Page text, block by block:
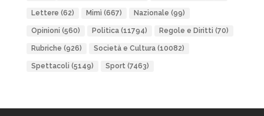
Lettere (62) Mimì (667) Nazionale (99)
Opinioni (560) Politica(11794) Regole e Diritti (70)
Rubriche (926) Società e Cultura(10082)
Spettacoli (5149) Sport(7463)